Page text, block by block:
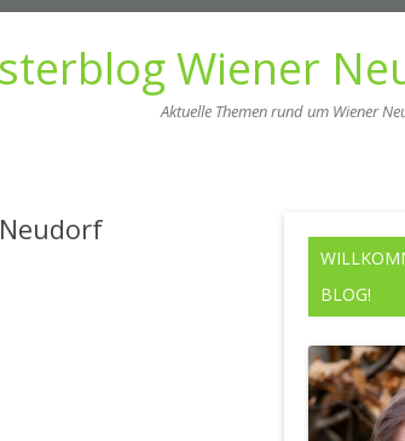
Wiener
Aktuelle Themen rund um Wiener
BLOG!